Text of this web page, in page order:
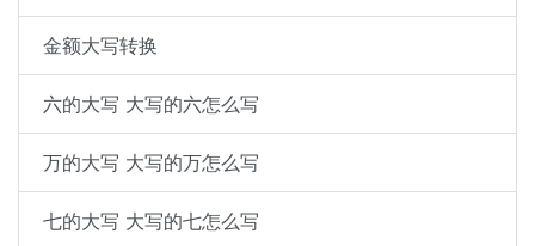
金额大写转换
六的大写 大写的六怎么写
万的大写 大写的万怎么写
七的大写 大写的七怎么写